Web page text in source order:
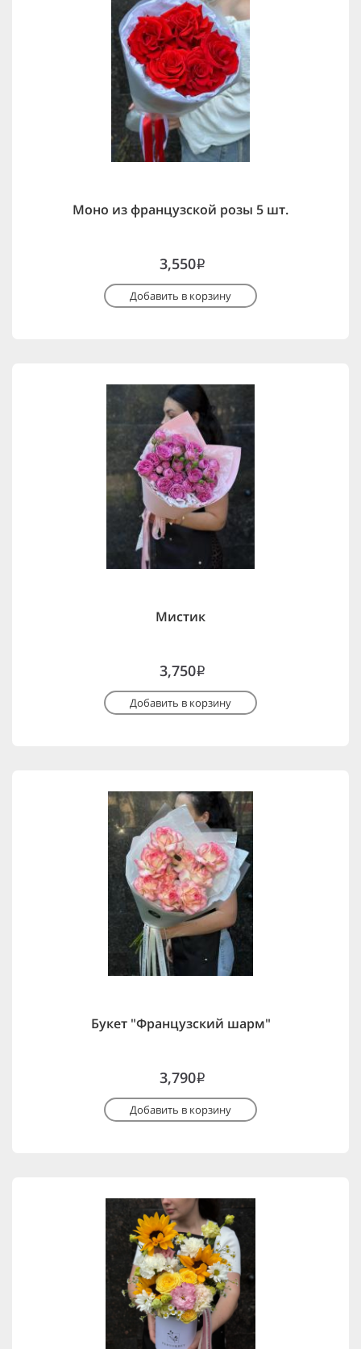
Моно из французской розы 5 шт.
3,550i
Добавить в корзину
Мистик
3,750i
Добавить в корзину
Букет "Французский шарм"
3,790i
Добавить в корзину